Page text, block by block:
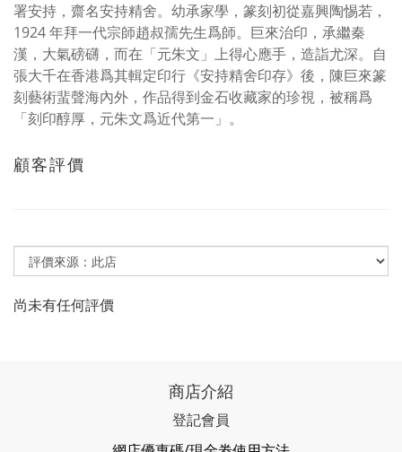
署安持，齋名安持精舍。幼承家學，篆刻初從嘉興陶惕若，
1924 年拜一代宗師趙叔孺先生爲師。巨來治印，承繼秦
漢，大氣磅礴，而在「元朱文」上得心應手，造詣尤深。自
張大千在香港爲其輯定印行《安持精舍印存》後，陳巨來篆
刻藝術蜚聲海內外，作品得到金石收藏家的珍視，被稱爲
「刻印醇厚，元朱文爲近代第一」。
顧客評價
尚未有任何評價
商店介紹
登記會員